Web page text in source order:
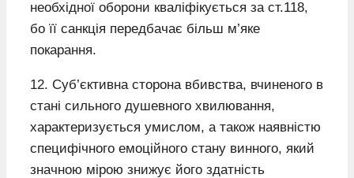
необхідної оборони кваліфікується за ст.118,
бо її санкція передбачає більш м’яке
покарання.
12. Суб’єктивна сторона вбивства, вчиненого в
стані сильного душевного хвилювання,
характеризується умислом, а також наявністю
специфічного емоційного стану винного, який
значною мірою знижує його здатність